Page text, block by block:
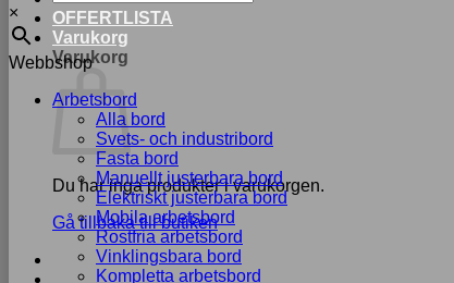
OFFERTLISTA
Varukorg
Varukorg
Du har inga produkter i varukorgen.
Gå tillbaka till butiken
×
Webbshop
Arbetsbord
Alla bord
Svets- och industribord
Fasta bord
Manuellt justerbara bord
Elektriskt justerbara bord
Mobila arbetsbord
Rostfria arbetsbord
Vinklingsbara bord
Kompletta arbetsbord